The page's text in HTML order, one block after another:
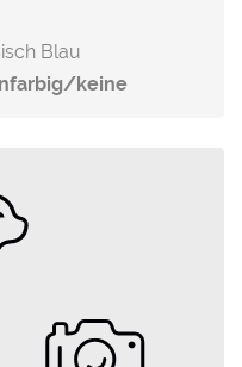
Blau
keine